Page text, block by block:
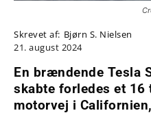
Skrevet af: Bjørn S. Nielsen
21. august 2024
En brændende Tesla
skabte forledes et 16
motorvej i